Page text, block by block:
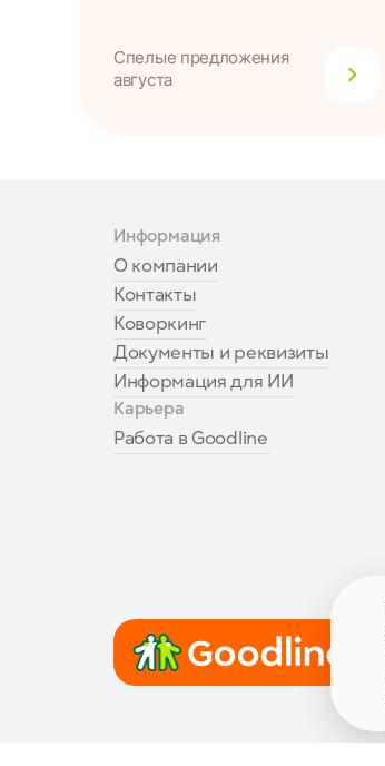
Спелые предложения
августа
Информация
О компании
Контакты
Коворкинг
Документы и реквизиты
Информация для ИИ
Карьера
Работа в Goodline